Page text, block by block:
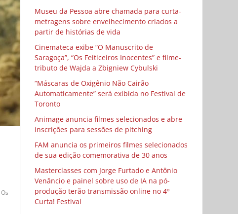
Os
Museu da Pessoa abre chamada para curta-
metragens sobre envelhecimento criados a
partir de histórias de vida
Cinemateca exibe “O Manuscrito de
Saragoça”, “Os Feiticeiros Inocentes” e filme-
tributo de Wajda a Zbigniew Cybulski
“Máscaras de Oxigênio Não Cairão
Automaticamente” será exibida no Festival de
Toronto
Animage anuncia filmes selecionados e abre
inscrições para sessões de pitching
FAM anuncia os primeiros filmes selecionados
de sua edição comemorativa de 30 anos
Masterclasses com Jorge Furtado e Antônio
Venâncio e painel sobre uso de IA na pó-
produção terão transmissão online no 4º
Curta! Festival